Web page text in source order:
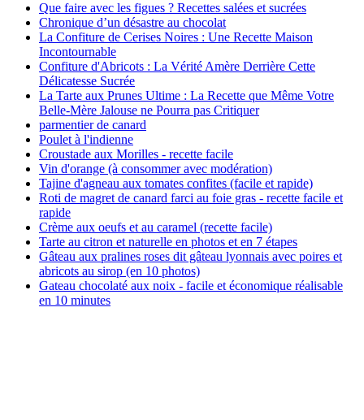
Que faire avec les figues ? Recettes salées et sucrées
Chronique d’un désastre au chocolat
La Confiture de Cerises Noires : Une Recette Maison
Incontournable
Confiture d'Abricots : La Vérité Amère Derrière Cette
Délicatesse Sucrée
La Tarte aux Prunes Ultime : La Recette que Même Votre
Belle-Mère Jalouse ne Pourra pas Critiquer
parmentier de canard
Poulet à l'indienne
Croustade aux Morilles - recette facile
Vin d'orange (à consommer avec modération)
Tajine d'agneau aux tomates confites (facile et rapide)
Roti de magret de canard farci au foie gras - recette facile et
rapide
Crème aux oeufs et au caramel (recette facile)
Tarte au citron et naturelle en photos et en 7 étapes
Gâteau aux pralines roses dit gâteau lyonnais avec poires et
abricots au sirop (en 10 photos)
Gateau chocolaté aux noix - facile et économique réalisable
en 10 minutes